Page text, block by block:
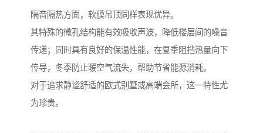
隔音隔热方面，软膜吊顶同样表现优异。
其特殊的微孔结构能有效吸收声波，降低楼层间的噪音
传递；同时具有良好的保温性能，在夏季阻挡热量向下
传导，冬季防止暖空气流失，帮助节省能源消耗。
对于追求静谧舒适的欧式别墅或高端会所，这一特性尤
为珍贵。